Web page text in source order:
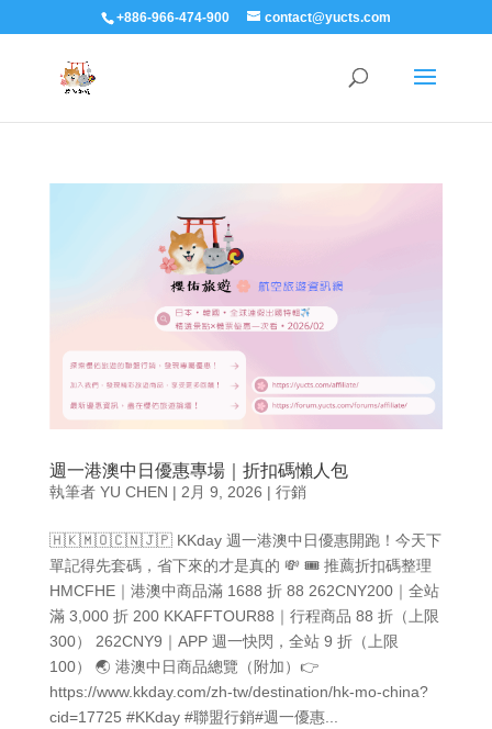
+886-966-474-900 contact@yucts.com
週一港澳中日優惠專場｜折扣碼懶人包
執筆者 YU CHEN | 2月 9, 2026 | 行銷
🇭🇰🇲🇴🇨🇳🇯🇵 KKday 週一港澳中日優惠開跑！今天下
單記得先套碼，省下來的才是真的 💸 🎟 推薦折扣碼整理
HMCFHE｜港澳中商品滿 1688 折 88 262CNY200｜全站
滿 3,000 折 200 KKAFFTOUR88｜行程商品 88 折（上限
300） 262CNY9｜APP 週一快閃，全站 9 折（上限
100） 🌏 港澳中日商品總覽（附加）👉
https://www.kkday.com/zh-tw/destination/hk-mo-china?
cid=17725 #KKday #聯盟行銷#週一優惠...